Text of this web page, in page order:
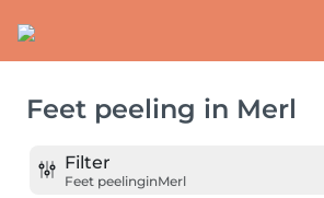
Feet peeling in Merl
Filter
Feet peelinginMerl